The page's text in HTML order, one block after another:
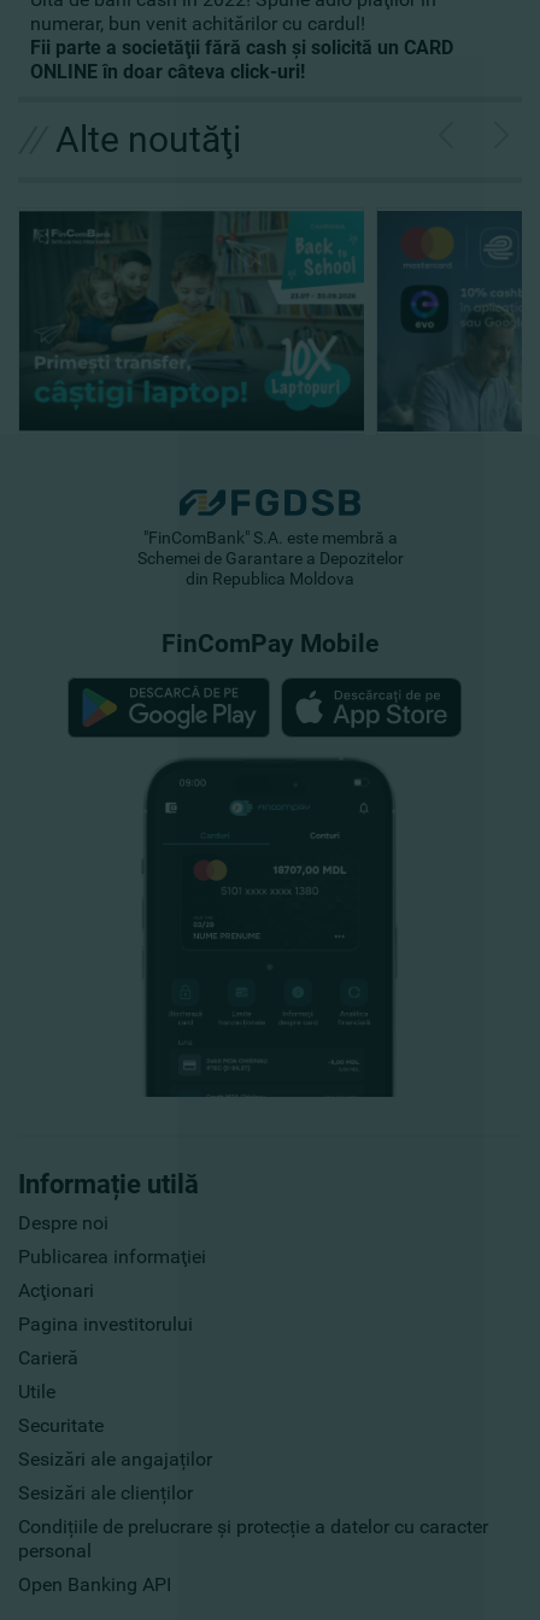
numerar, bun venit achitărilor cu cardul!
Fii parte a societăţii fără cash şi solicită un CARD
ONLINE în doar câteva click-uri!
Alte noutăţi
Informație utilă
Despre noi
Publicarea informaţiei
Acţionari
Pagina investitorului
Carieră
Utile
Securitate
Sesizări ale angajaților
Sesizări ale clienților
Condițiile de prelucrare și protecție a datelor cu caracter
personal
Open Banking API
"FinComBank" S.A. este membră a
Schemei de Garantare a Depozitelor
din Republica Moldova
FinComPay Mobile